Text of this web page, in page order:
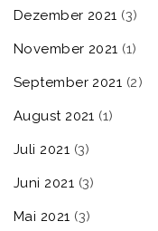
Dezember 2021 (3)
November 2021 (1)
September 2021 (2)
August 2021 (1)
Juli 2021 (3)
Juni 2021 (3)
Mai 2021 (3)